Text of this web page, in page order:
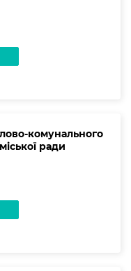
комунального
ради